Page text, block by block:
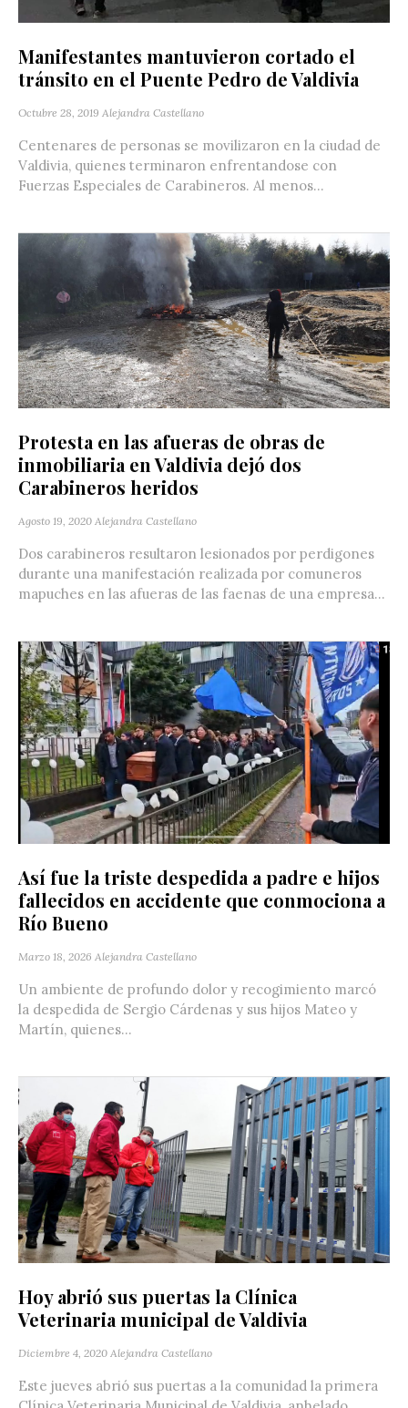
Manifestantes mantuvieron cortado el
tránsito en el Puente Pedro de Valdivia
Octubre 28, 2019 Alejandra Castellano
Centenares de personas se movilizaron en la ciudad de
Valdivia, quienes terminaron enfrentandose con
Fuerzas Especiales de Carabineros. Al menos...
Protesta en las afueras de obras de
inmobiliaria en Valdivia dejó dos
Carabineros heridos
Agosto 19, 2020 Alejandra Castellano
Dos carabineros resultaron lesionados por perdigones
durante una manifestación realizada por comuneros
mapuches en las afueras de las faenas de una empresa...
Así fue la triste despedida a padre e hijos
fallecidos en accidente que conmociona a
Río Bueno
Marzo 18, 2026 Alejandra Castellano
Un ambiente de profundo dolor y recogimiento marcó
la despedida de Sergio Cárdenas y sus hijos Mateo y
Martín, quienes...
Hoy abrió sus puertas la Clínica
Veterinaria municipal de Valdivia
Diciembre 4, 2020 Alejandra Castellano
Este jueves abrió sus puertas a la comunidad la primera